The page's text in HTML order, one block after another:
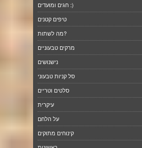
חגים ומועדים :)
טיפים קטנים
מה לשתות?
מרקים טבעוניים
נישנושים
סל קניות טבעוני
סלטים וטריים
עיקרית
על הלחם
קינוחים מתוקים